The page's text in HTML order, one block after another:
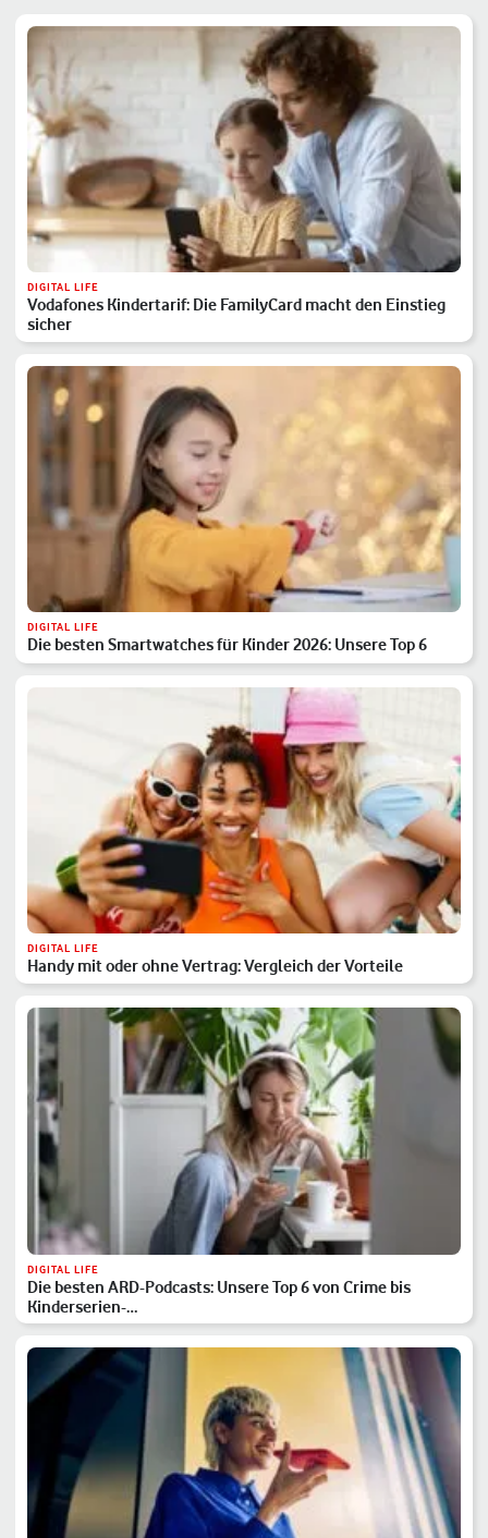
DIGITAL LIFE
Vodafones Kindertarif: Die FamilyCard macht den Einstieg
sicher
DIGITAL LIFE
Die besten Smartwatches für Kinder 2026: Unsere Top 6
DIGITAL LIFE
Handy mit oder ohne Vertrag: Vergleich der Vorteile
DIGITAL LIFE
Die besten ARD-Podcasts: Unsere Top 6 von Crime bis
Kinderserien-…